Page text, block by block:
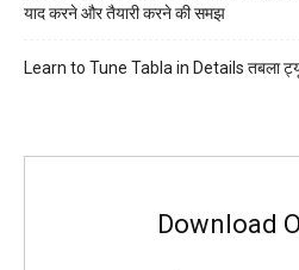
याद करने और तैयारी करने की समझ
Learn to Tune Tabla in Details तबला
Download